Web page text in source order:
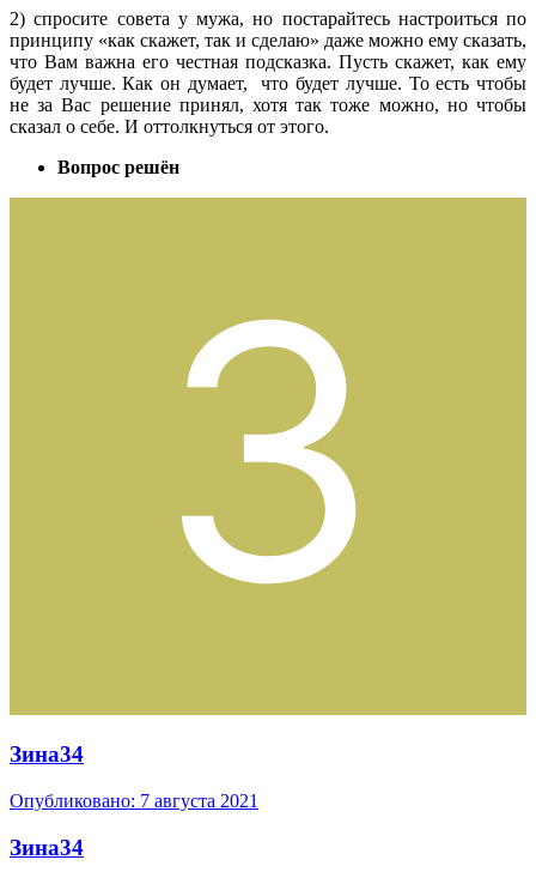
2) спросите совета у мужа, но постарайтесь настроиться по
принципу «как скажет, так и сделаю» даже можно ему сказать,
что Вам важна его честная подсказка. Пусть скажет, как ему
будет лучше. Как он думает, что будет лучше. То есть чтобы
не за Вас решение принял, хотя так тоже можно, но чтобы
сказал о себе. И оттолкнуться от этого.
Вопрос решён
Зина34
Опубликовано: 7 августа 2021
Зина34